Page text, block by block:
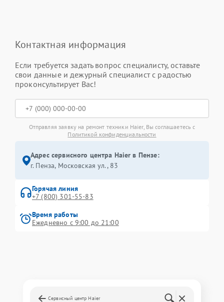
Контактная информация
Если требуется задать вопрос специалисту, оставьте
свои данные и дежурный специалист с радостью
проконсультирует Вас!
Отправляя заявку на ремонт техники Haier, Вы соглашаетесь с
Политикой конфиденциальности
Адрес сервисного центра Haier в Пензе:
г. Пенза, Московская ул., 83
Горячая линия
+7 (800) 301-55-83
Время работы
Ежедневно с 9:00 до 21:00
Сервисный центр Haier